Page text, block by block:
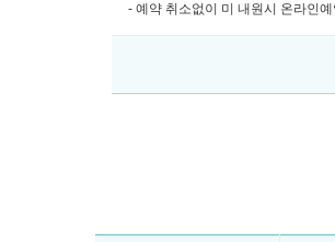
- 예약 취소없이 미 내원시 온라인